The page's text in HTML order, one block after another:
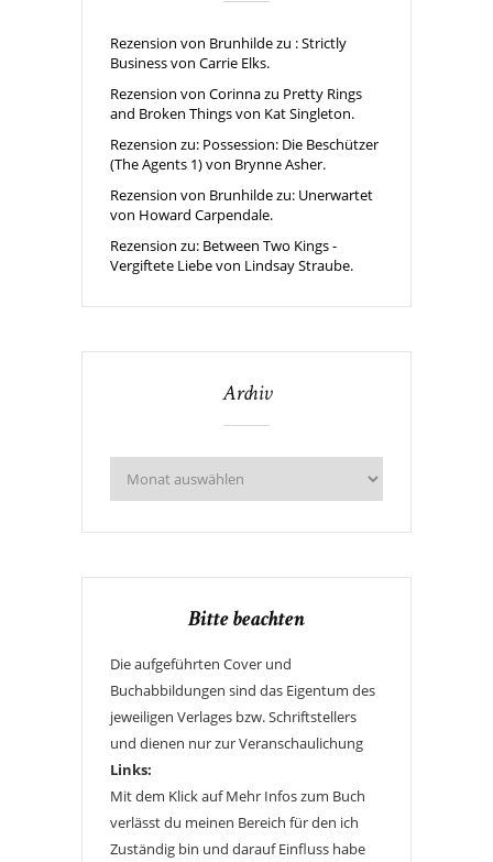
Rezension von Brunhilde zu : Strictly
Business von Carrie Elks.
Rezension von Corinna zu Pretty Rings
and Broken Things von Kat Singleton.
Rezension zu: Possession: Die Beschützer
(The Agents 1) von Brynne Asher.
Rezension von Brunhilde zu: Unerwartet
von Howard Carpendale.
Rezension zu: Between Two Kings -
Vergiftete Liebe von Lindsay Straube.
Archiv
Bitte beachten
Die aufgeführten Cover und
Buchabbildungen sind das Eigentum des
jeweiligen Verlages bzw. Schriftstellers
und dienen nur zur Veranschaulichung
Links:
Mit dem Klick auf Mehr Infos zum Buch
verlässt du meinen Bereich für den ich
Zuständig bin und darauf Einfluss habe